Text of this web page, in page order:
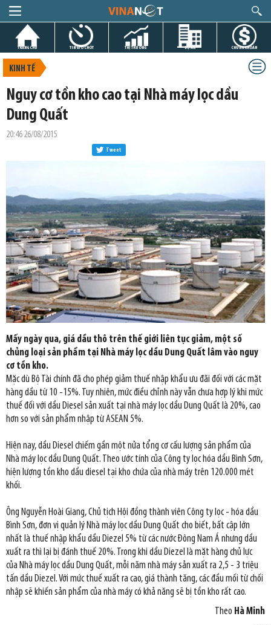
TRANG CHỦ TIN GIỜ CHÓT THỊ TRƯỜNG DỰ ÁN CHỨNG KHOÁN
KINH TẾ
Nguy cơ tồn kho cao tại Nhà máy lọc dầu
Dung Quất
20:46 26/08/2015
Tweet
Mấy ngày qua, giá dầu thô trên thế giới liên tục giảm, một số
chủng loại sản phẩm tại Nhà máy lọc dầu Dung Quất lâm vào nguy
cơ tồn kho.
Mặc dù Bộ Tài chính đã cho phép giảm thuế nhập khẩu ưu đãi đối với các mặt
hàng dầu từ 10 -15%. Tuy nhiên, mức điều chỉnh này vẫn chưa hợp lý khi mức
thuế đối với dầu Diesel sản xuất tại nhà máy lọc dầu Dung Quất là 20%, cao
hơn so với sản phẩm nhập từ ASEAN 5%.
Hiện nay, dầu Diesel chiếm gần một nửa tổng cơ cấu lượng sản phẩm của
Nhà máy lọc dầu Dung Quất. Theo ước tính của Công ty lọc hóa dầu Bình Sơn,
hiện lượng tồn kho dầu diesel tại kho chứa của nhà máy trên 120.000 mét
khối.
Ông Nguyễn Hoài Giang, Chủ tịch Hội đồng thành viên Công ty lọc - hóa dầu
Bình Sơn, đơn vị quản lý Nhà máy lọc dầu Dung Quất cho biết, bất cập lớn
nhất là thuế nhập khẩu dầu Diezel 5% từ các nước Đông Nam Á nhưng dầu
xuất ra thì lại bị đánh thuế 20%. Trong khi dầu Diezel là mặt hàng chủ lực
của Nhà máy lọc dầu Dung Quất, mỗi năm nhà máy sản xuất ra 2,5 - 3 triệu
tấn dầu Diezel. Với mức thuế xuất ra cao, giá thành tăng, các đầu mối từ chối
nhập sẽ khiến sản phẩm của nhà máy có khả năng sẽ bị tồn kho rất cao.
Theo Hà Minh